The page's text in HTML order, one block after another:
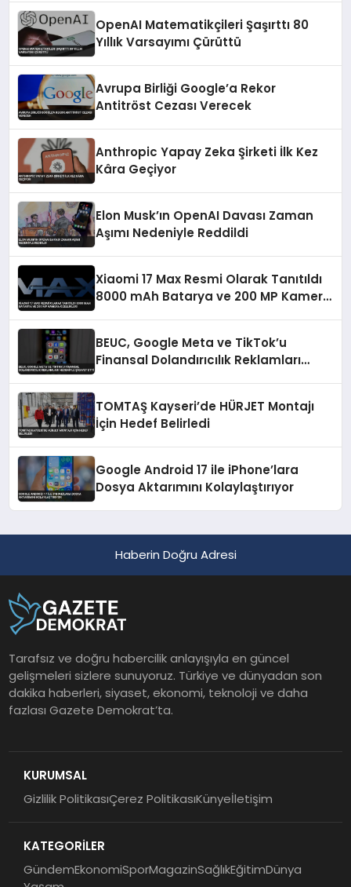
OpenAI Matematikçileri Şaşırttı 80
Yıllık Varsayımı Çürüttü
Avrupa Birliği Google’a Rekor
Antitröst Cezası Verecek
Anthropic Yapay Zeka Şirketi İlk Kez
Kâra Geçiyor
Elon Musk’ın OpenAI Davası Zaman
Aşımı Nedeniyle Reddildi
Xiaomi 17 Max Resmi Olarak Tanıtıldı
8000 mAh Batarya ve 200 MP Kamera
BEUC, Google Meta ve TikTok’u
Finansal Dolandırıcılık Reklamları
TOMTAŞ Kayseri’de HÜRJET Montajı
İçin Hedef Belirledi
Google Android 17 ile iPhone’lara
Dosya Aktarımını Kolaylaştırıyor
Haberin Doğru Adresi
Tarafsız ve doğru habercilik anlayışıyla en güncel
gelişmeleri sizlere sunuyoruz. Türkiye ve dünyadan son
dakika haberleri, siyaset, ekonomi, teknoloji ve daha
fazlası Gazete Demokrat’ta.
KURUMSAL
Gizlilik PolitikasıÇerez PolitikasıKünyeİletişim
KATEGORİLER
GündemEkonomiSporMagazinSağlıkEğitimDünya